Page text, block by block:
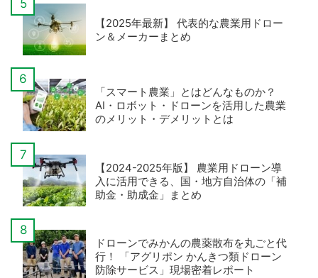
【2025年最新】 代表的な農業用ドロー
ン＆メーカーまとめ
「スマート農業」とはどんなものか？
AI・ロボット・ドローンを活用した農業
のメリット・デメリットとは
【2024-2025年版】 農業用ドローン導
入に活用できる、国・地方自治体の「補
助金・助成金」まとめ
ドローンでみかんの農薬散布を丸ごと代
行！ 「アグリポン かんきつ類ドローン
防除サービス」現場密着レポート